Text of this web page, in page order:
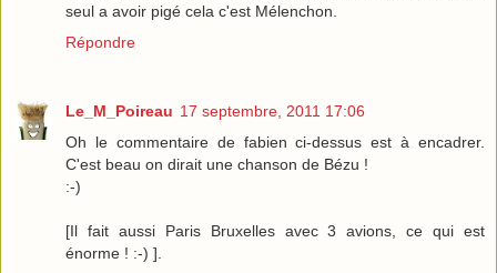
seul a avoir pigé cela c'est Mélenchon.
Répondre
Le_M_Poireau 17 septembre, 2011 17:06
Oh le commentaire de fabien ci-dessus est à encadrer.
C'est beau on dirait une chanson de Bézu !
:-)
[Il fait aussi Paris Bruxelles avec 3 avions, ce qui est
énorme ! :-) ].